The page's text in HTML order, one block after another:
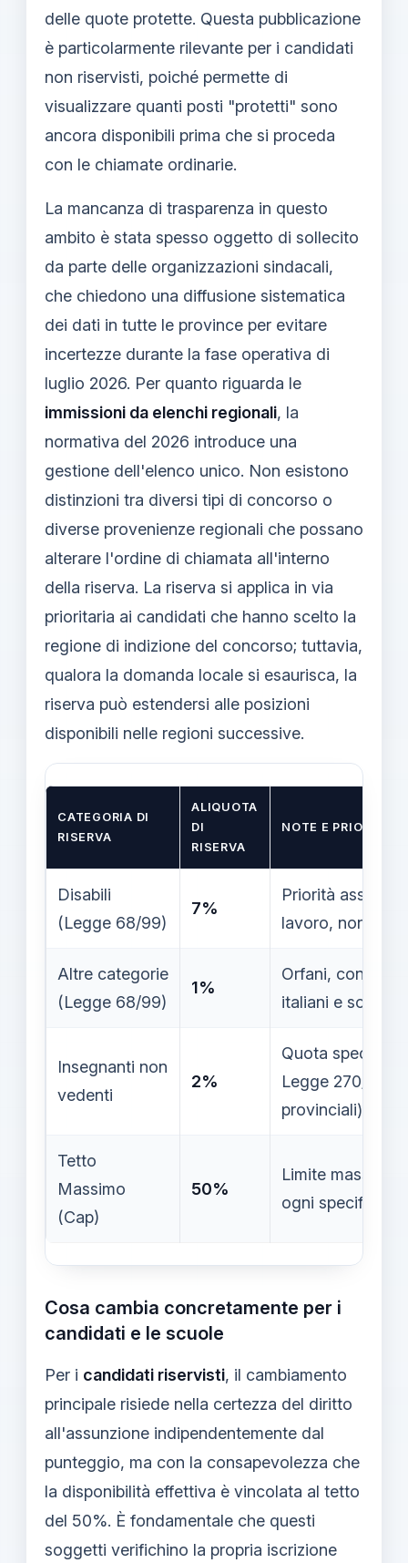
delle quote protette. Questa pubblicazione
è particolarmente rilevante per i candidati
non riservisti, poiché permette di
visualizzare quanti posti "protetti" sono
ancora disponibili prima che si proceda
con le chiamate ordinarie.
La mancanza di trasparenza in questo
ambito è stata spesso oggetto di sollecito
da parte delle organizzazioni sindacali,
che chiedono una diffusione sistematica
dei dati in tutte le province per evitare
incertezze durante la fase operativa di
luglio 2026. Per quanto riguarda le
immissioni da elenchi regionali, la
normativa del 2026 introduce una
gestione dell'elenco unico. Non esistono
distinzioni tra diversi tipi di concorso o
diverse provenienze regionali che possano
alterare l'ordine di chiamata all'interno
della riserva. La riserva si applica in via
prioritaria ai candidati che hanno scelto la
regione di indizione del concorso; tuttavia,
qualora la domanda locale si esaurisca, la
riserva può estendersi alle posizioni
disponibili nelle regioni successive.
CATEGORIA DI
RISERVA
ALIQUOTA
DI
RISERVA
NOTE E PRIORITÀ
Disabili
(Legge 68/99)
7%
Priorità
lavoro, non
Altre categorie
(Legge 68/99)
1%
Orfani, coniugi
italiani e
Insegnanti non
vedenti
2%
Quota specifica
Legge 270/
provinciali).
Tetto
Massimo
(Cap)
50%
Limite massimo
ogni specifica
Cosa cambia concretamente per i
candidati e le scuole
Per i candidati riservisti, il cambiamento
principale risiede nella certezza del diritto
all'assunzione indipendentemente dal
punteggio, ma con la consapevolezza che
la disponibilità effettiva è vincolata al tetto
del 50%. È fondamentale che questi
soggetti verifichino la propria iscrizione